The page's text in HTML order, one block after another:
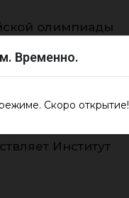
Временно.
Скоро открытие!
олимпиады
и
команд
Институт